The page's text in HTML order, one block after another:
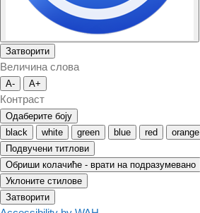
Затворити
Величина слова
A- A+
Контраст
Одаберите боју
black
white green blue red orange
Подвучени титлови
Обриши колачиће - врати на подразумевано
Уклоните стилове
Затворити